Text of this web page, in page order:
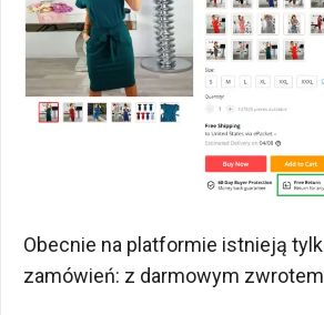
Obecnie na platformie istnieją
zamówień: z darmowym